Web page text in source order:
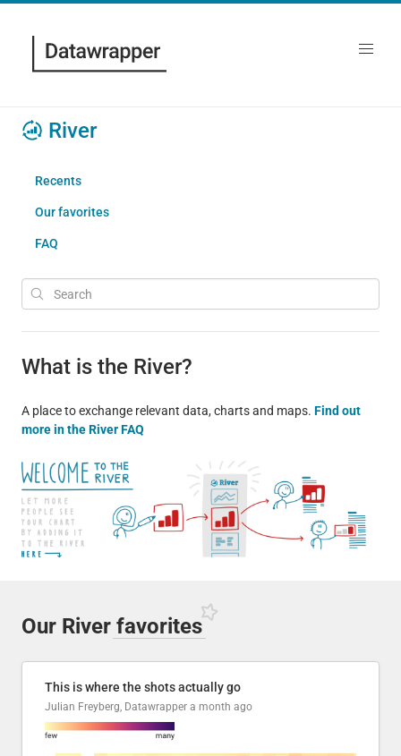
River
Recents
Our favorites
FAQ
What is the River?
A place to exchange relevant data, charts and maps. Find out
more in the River FAQ
Our River favorites
This is where the shots actually go
Julian Freyberg, Datawrapper a month ago